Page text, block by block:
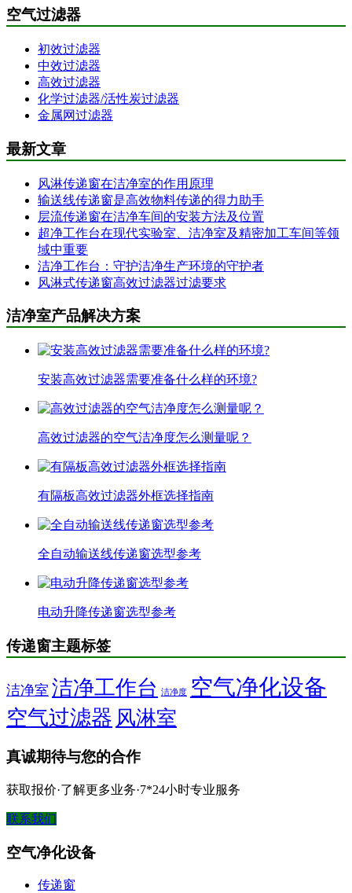
空气过滤器
初效过滤器
中效过滤器
高效过滤器
化学过滤器/活性炭过滤器
金属网过滤器
最新文章
风淋传递窗在洁净室的作用原理
输送线传递窗是高效物料传递的得力助手
层流传递窗在洁净车间的安装方法及位置
超净工作台在现代实验室、洁净室及精密加工车间等领
域中重要
洁净工作台：守护洁净生产环境的守护者
风淋式传递窗高效过滤器过滤要求
洁净室产品解决方案
安装高效过滤器需要准备什么样的环境?
高效过滤器的空气洁净度怎么测量呢？
有隔板高效过滤器外框选择指南
全自动输送线传递窗选型参考
电动升降传递窗选型参考
传递窗主题标签
洁净室 洁净工作台 洁净度 空气净化设备
空气过滤器 风淋室
真诚期待与您的合作
获取报价·了解更多业务·7*24小时专业服务
联系我们
空气净化设备
传递窗